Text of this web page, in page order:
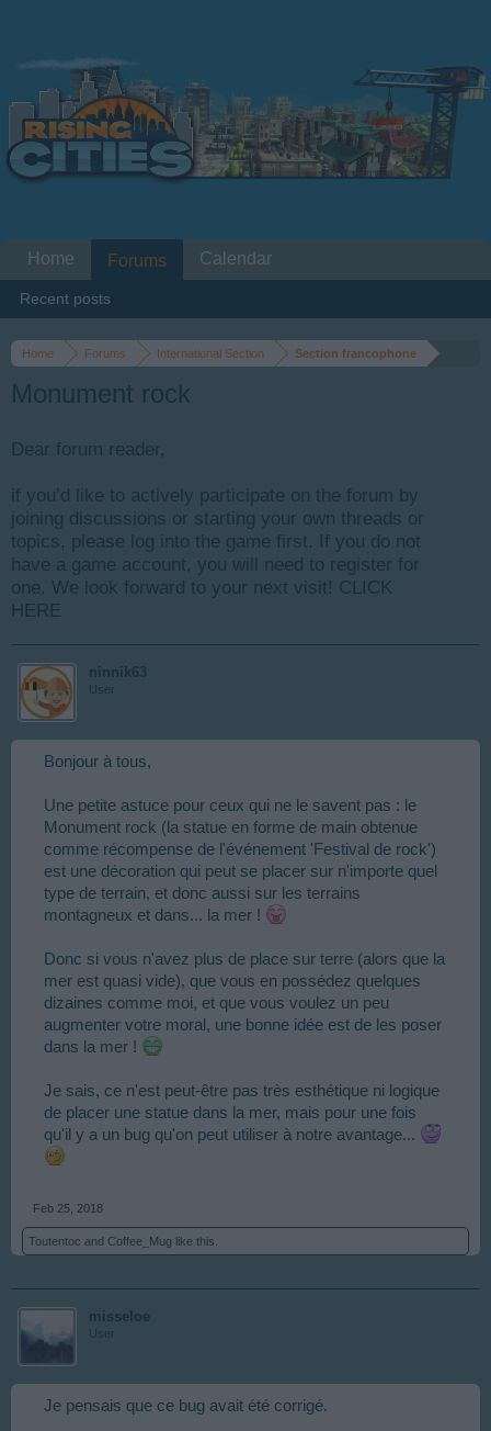
Home Forums International Section Section francophone
Monument rock
Dear forum reader,
if you’d like to actively participate on the forum by
joining discussions or starting your own threads or
topics, please log into the game first. If you do not
have a game account, you will need to register for
one. We look forward to your next visit! CLICK
HERE
ninnik63
User
Bonjour à tous,
Une petite astuce pour ceux qui ne le savent pas : le
Monument rock (la statue en forme de main obtenue
comme récompense de l'événement 'Festival de rock')
est une décoration qui peut se placer sur n'importe quel
type de terrain, et donc aussi sur les terrains
montagneux et dans... la mer !
Donc si vous n'avez plus de place sur terre (alors que la
mer est quasi vide), que vous en possédez quelques
dizaines comme moi, et que vous voulez un peu
augmenter votre moral, une bonne idée est de les poser
dans la mer !
Je sais, ce n'est peut-être pas très esthétique ni logique
de placer une statue dans la mer, mais pour une fois
qu'il y a un bug qu'on peut utiliser à notre avantage...
Feb 25, 2018
Toutentoc and Coffee_Mug like this.
misseloe
User
Je pensais que ce bug avait été corrigé.
Home Forums
Recent posts
Calendar